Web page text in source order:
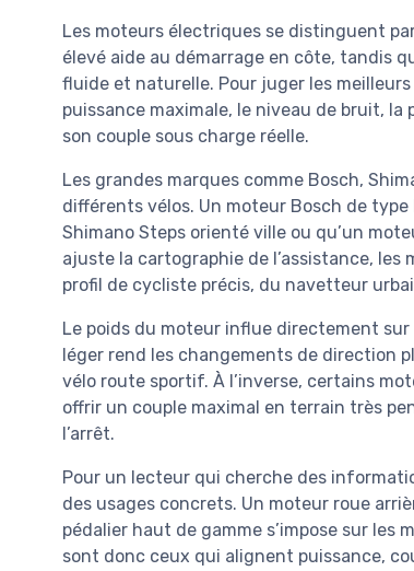
Les moteurs électriques se distinguent
élevé aide au démarrage en côte, tandis
fluide et naturelle. Pour juger les
puissance maximale, le niveau de bruit,
son couple sous charge réelle.
Les grandes marques comme Bosch,
différents vélos. Un moteur Bosch de
Shimano Steps orienté ville ou qu’un
ajuste la cartographie de l’assistance,
profil de cycliste précis, du navetteur
Le poids du moteur influe directement
léger rend les changements de direction
vélo route sportif. À l’inverse, certains
offrir un couple maximal en terrain très
l’arrêt.
Pour un lecteur qui cherche des
des usages concrets. Un moteur roue
pédalier haut de gamme s’impose sur les
sont donc ceux qui alignent puissance,